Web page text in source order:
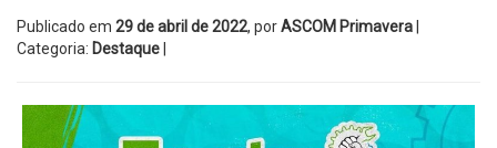
Publicado em 29 de abril de 2022, porASCOM Primavera
Categoria: Destaque